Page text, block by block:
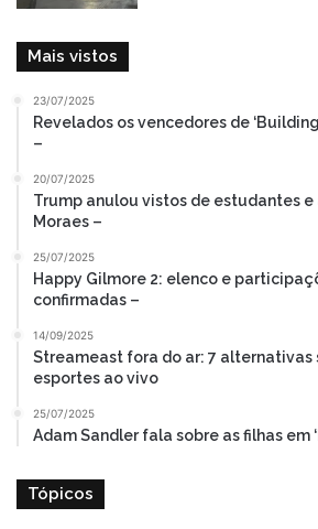
Mais vistos
23/07/2025
Revelados os vencedores de
–
20/07/2025
Trump anulou vistos de estudantes
Moraes –
25/07/2025
Happy Gilmore 2: elenco e
confirmadas –
14/09/2025
Streameast fora do ar: 7 alternativas
esportes ao vivo
25/07/2025
Adam Sandler fala sobre as filhas em
Tópicos